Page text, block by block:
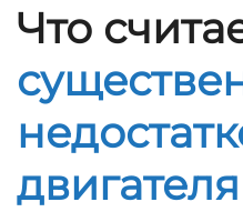
Что
двигателя